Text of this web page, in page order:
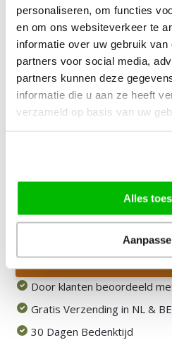
personaliseren, om functies
en om ons websiteverkeer te
informatie over uw gebruik
partners voor social media,
partners kunnen deze
informatie die u aan ze heeft
verzameld op basis van uw
Alles
Tapijt
vanaf —10%
Onze medewerker helpt je
Door klanten beoordeeld
Gratis Verzending in NL &
30 Dagen Bedenktijd